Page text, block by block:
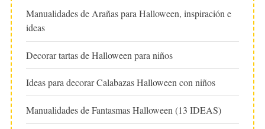
Manualidades de Arañas para Halloween, inspiración e
ideas
Decorar tartas de Halloween para niños
Ideas para decorar Calabazas Halloween con niños
Manualidades de Fantasmas Halloween (13 IDEAS)